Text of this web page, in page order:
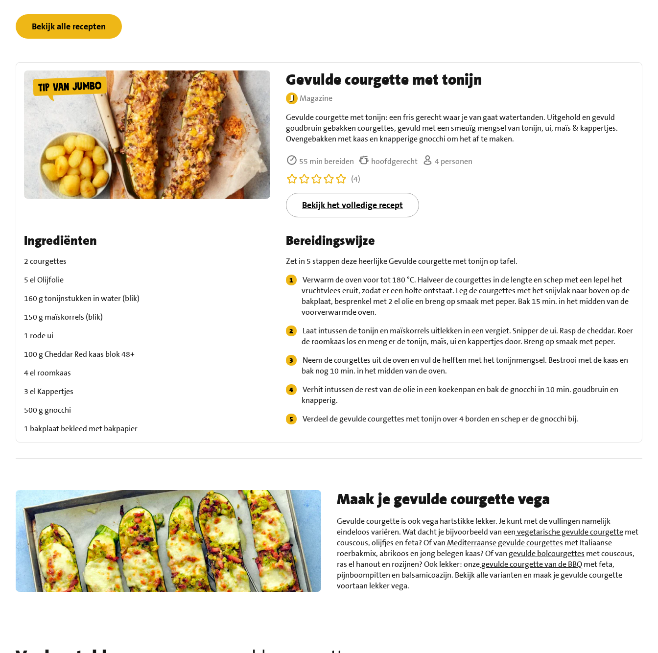
Bekijk alle recepten
Gevulde courgette met tonijn
Magazine
Gevulde courgette met tonijn: een fris gerecht waar je van gaat watertanden. Uitgehold en gevuld
goudbruin gebakken courgettes, gevuld met een smeuïg mengsel van tonijn, ui, maïs & kappertjes.
Ovengebakken met kaas en knapperige gnocchi om het af te maken.
55 min bereiden hoofdgerecht
4 personen
(4)
Bekijk het volledige recept
Ingrediënten
2 courgettes
5 el Olijfolie
160 g tonijnstukken in water (blik)
150 g maïskorrels (blik)
1 rode ui
100 g Cheddar Red kaas blok 48+
4 el roomkaas
3 el Kappertjes
500 g gnocchi
1 bakplaat bekleed met bakpapier
Bereidingswijze
Zet in 5 stappen deze heerlijke Gevulde courgette met tonijn op tafel.
Verwarm de oven voor tot 180 °C. Halveer de courgettes in de lengte en schep met een lepel het
vruchtvlees eruit, zodat er een holte ontstaat. Leg de courgettes met het snijvlak naar boven op de
bakplaat, besprenkel met 2 el olie en breng op smaak met peper. Bak 15 min. in het midden van de
voorverwarmde oven.
Laat intussen de tonijn en maïskorrels uitlekken in een vergiet. Snipper de ui. Rasp de cheddar. Roer
de roomkaas los en meng er de tonijn, maïs, ui en kappertjes door. Breng op smaak met peper.
Neem de courgettes uit de oven en vul de helften met het tonijnmengsel. Bestrooi met de kaas en
bak nog 10 min. in het midden van de oven.
Verhit intussen de rest van de olie in een koekenpan en bak de gnocchi in 10 min. goudbruin en
knapperig.
Verdeel de gevulde courgettes met tonijn over 4 borden en schep er de gnocchi bij.
Maak je gevulde courgette vega
Gevulde courgette is ook vega hartstikke lekker. Je kunt met de vullingen namelijk
eindeloos variëren. Wat dacht je bijvoorbeeld van eenvegetarische gevulde courgettemet
couscous, olijfjes en feta? Of vanMediterraanse gevulde courgettes met Italiaanse
roerbakmix, abrikoos en jong belegen kaas? Of van gevulde bolcourgettes met couscous,
ras el hanout en rozijnen? Ook lekker: onzegevulde courgette van de BBQmet feta,
pijnboompitten en balsamicoazijn. Bekijk alle varianten en maak je gevulde courgette
voortaan lekker vega.